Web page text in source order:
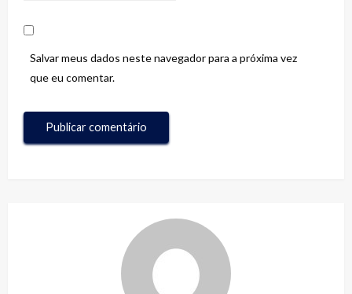
Salvar meus dados neste navegador para a próxima vez
que eu comentar.